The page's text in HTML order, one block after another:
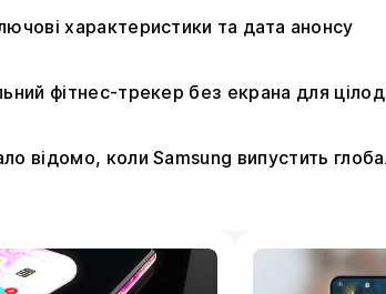
характеристики та дата анонсу
фітнес-трекер без екрана для
відомо, коли Samsung випустить